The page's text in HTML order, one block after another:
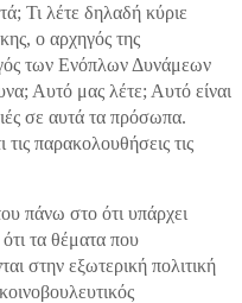
Τι λέτε δηλαδή κύριε
ο αρχηγός της
των Ενόπλων Δυνάμεων
Αυτό μας λέτε; Αυτό είναι
σε αυτά τα πρόσωπα.
παρακολουθήσεις τις
πάνω στο ότι υπάρχει
τα θέματα που
στην εξωτερική πολιτική